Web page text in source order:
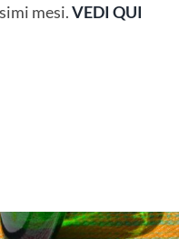
mesi.VEDI QUI